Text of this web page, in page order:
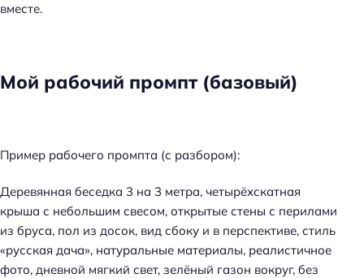
вместе.
Мой рабочий промпт (базовый)
Пример рабочего промпта (с разбором):
Деревянная беседка 3 на 3 метра, четырёхскатная
крыша с небольшим свесом, открытые стены с перилами
из бруса, пол из досок, вид сбоку и в перспективе, стиль
«русская дача», натуральные материалы, реалистичное
фото, дневной мягкий свет, зелёный газон вокруг, без